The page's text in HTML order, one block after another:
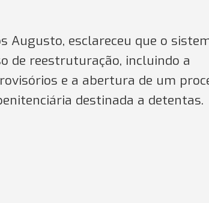
Augusto, esclareceu que o
de reestruturação, incluindo a
e a abertura de um
destinada a detentas.